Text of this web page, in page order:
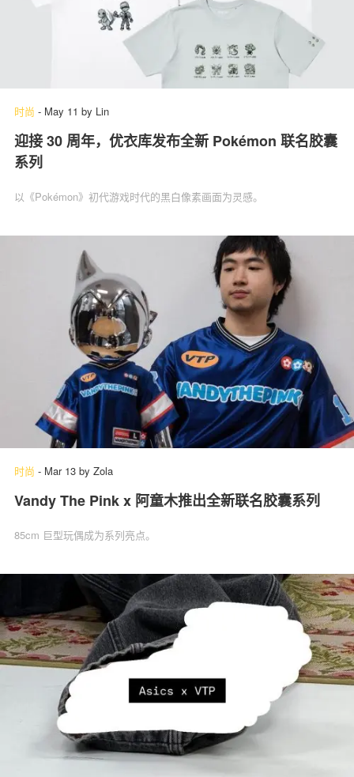
时尚 - May 11 by Lin
迎接 30 周年，优衣库发布全新 Pokémon 联名胶囊
系列
以《Pokémon》初代游戏时代的黑白像素画面为灵感。
时尚 - Mar 13 by Zola
Vandy The Pink x 阿童木推出全新联名胶囊系列
85cm 巨型玩偶成为系列亮点。